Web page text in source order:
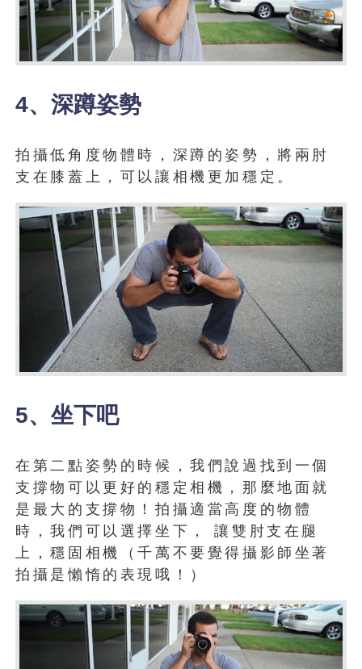
4、深蹲姿勢
拍攝低角度物體時，深蹲的姿勢，將兩肘
支在膝蓋上，可以讓相機更加穩定。
5、坐下吧
在第二點姿勢的時候，我們說過找到一個
支撐物可以更好的穩定相機，那麼地面就
是最大的支撐物！拍攝適當高度的物體
時，我們可以選擇坐下， 讓雙肘支在腿
上，穩固相機（千萬不要覺得攝影師坐著
拍攝是懶惰的表現哦！）